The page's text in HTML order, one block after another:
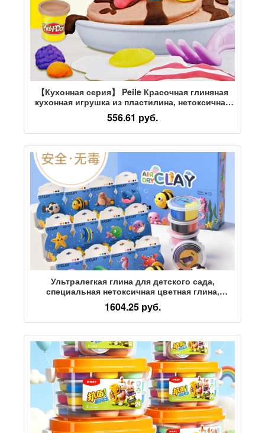
【Кухонная серия】 Peile Красочная глиняная
кухонная игрушка из пластилина, нетоксичная
детская развивающая творческая продукция
ручной работы.
556.61 руб.
Ультралегкая глина для детского сада,
специальная нетоксичная цветная глина,
пластилиновая глина, пакет материалов для
поделок, подарок ребенку на день рождения
1604.25 руб.